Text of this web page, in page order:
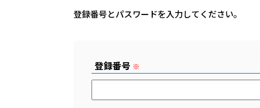
登録番号とパスワードを⼊⼒してください。
登録番号 ※